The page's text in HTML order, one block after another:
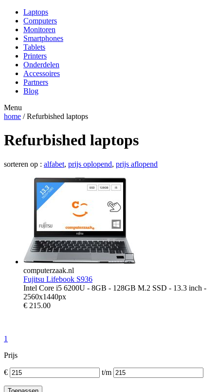
Laptops
Computers
Monitoren
Smartphones
Tablets
Printers
Onderdelen
Accessoires
Partners
Blog
Menu
home / Refurbished laptops
Refurbished laptops
sorteren op : alfabet, prijs oplopend, prijs aflopend
computerzaak.nl
Fujitsu Lifebook S936
Intel Core i5 6200U - 8GB - 128GB M.2 SSD - 13.3 inch -
2560x1440px
€ 215.00
1
Prijs
€ t/m